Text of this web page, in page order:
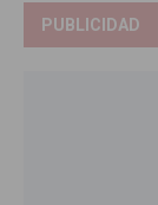
PUBLICIDAD